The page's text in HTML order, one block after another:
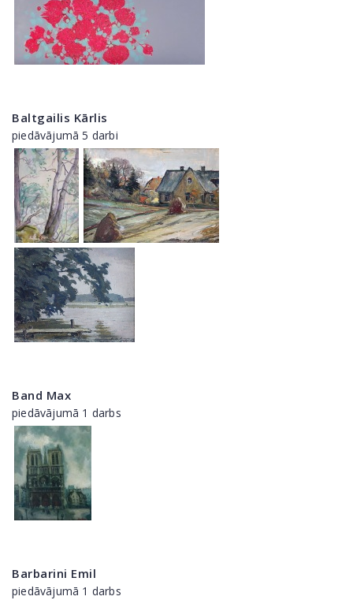
Baltgailis Kārlis
piedāvājumā 5 darbi
Band Max
piedāvājumā 1 darbs
Barbarini Emil
piedāvājumā 1 darbs